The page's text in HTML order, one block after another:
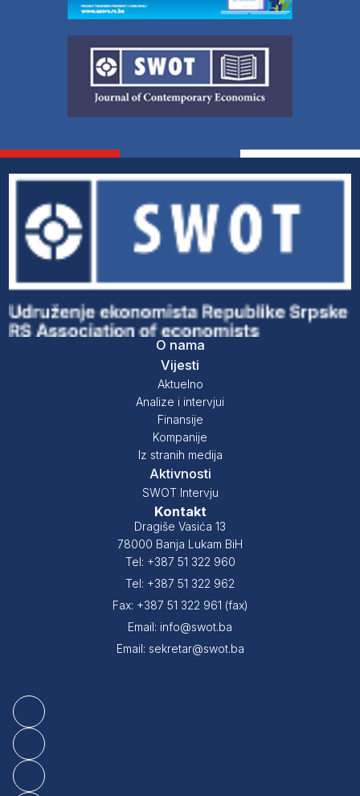
O nama
Vijesti
Aktuelno
Analize i intervjui
Finansije
Kompanije
Iz stranih medija
Aktivnosti
SWOT Intervju
Kontakt
Dragiše Vasića 13
78000 Banja Lukam BiH
Tel: +387 51 322 960
Tel: +387 51 322 962
Fax: +387 51 322 961 (fax)
Email: info@swot.ba
Email: sekretar@swot.ba